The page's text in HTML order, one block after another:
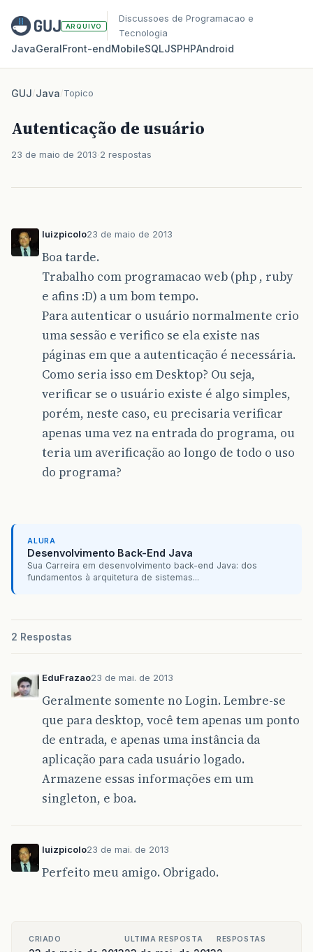
ARQUIVO
Discussoes de Programacao e
Tecnologia
JavaGeralFront‑endMobileSQLJSPHPAndroid
GUJ/Java/Topico
Autenticação de usuário
23 de maio de 2013 2 respostas
luizpicolo23 de maio de 2013
Boa tarde.
Trabalho com programacao web (php , ruby
e afins :D) a um bom tempo.
Para autenticar o usuário normalmente crio
uma sessão e verifico se ela existe nas
páginas em que a autenticação é necessária.
Como seria isso em Desktop? Ou seja,
verificar se o usuário existe é algo simples,
porém, neste caso, eu precisaria verificar
apenas uma vez na entrada do programa, ou
teria um averificação ao longo de todo o uso
do programa?
ALURA
Desenvolvimento Back-End Java
Sua Carreira em desenvolvimento back-end Java: dos
fundamentos à arquitetura de sistemas...
2 Respostas
EduFrazao23 de mai. de 2013
Geralmente somente no Login. Lembre-se
que para desktop, você tem apenas um ponto
de entrada, e apenas uma instância da
aplicação para cada usuário logado.
Armazene essas informações em um
singleton, e boa.
luizpicolo23 de mai. de 2013
Perfeito meu amigo. Obrigado.
CRIADO ULTIMA RESPOSTA RESPOSTAS